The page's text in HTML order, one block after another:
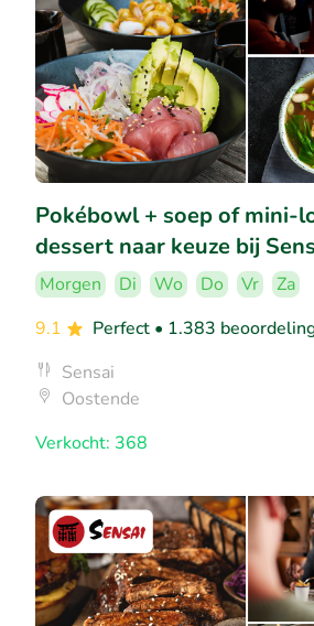
Pokébowl + soep of mini-
dessert naar keuze bij
Morgen Di Wo Do Vr
Za
9.1
Perfect • 1.383
Sensai
Oostende
Verkocht: 368